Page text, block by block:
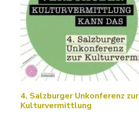
4. Salzburger Unkonferenz zur
Kulturvermittlung